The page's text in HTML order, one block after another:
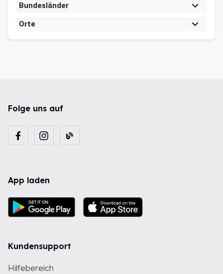
Bundesländer
Orte
Folge uns auf
App laden
Kundensupport
Hilfebereich